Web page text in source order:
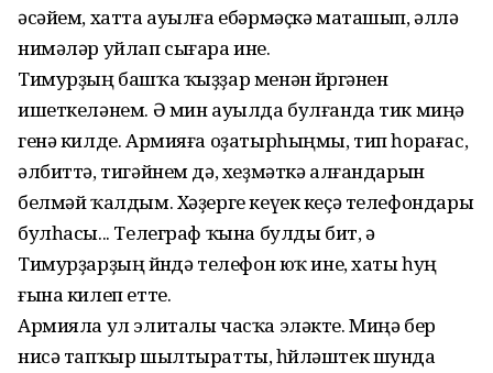
әсәйем, хатта ауылға ебәрмәҫкә маташып, әллә
нимәләр уйлап сығара ине.
Тимурҙың башҡа ҡыҙҙар менән йөрөгәнен
ишеткеләнем. Ә мин ауылда булғанда тик миңә
генә килде. Армияға оҙатырһыңмы, тип һорағас,
әлбиттә, ти­гәйнем дә, хеҙмәткә алғандарын
белмәй ҡалдым. Хәҙерге кеүек кеҫә телефондары
булһасы... Телеграф ҡына булды бит, ә
Тимурҙарҙың өйөндә телефон юҡ ине, хаты һуң
ғына килеп етте.
Армияла ул элиталы часҡа эләкте. Миңә бер
нисә тапҡыр шылтыратты, һөйләштек шунда